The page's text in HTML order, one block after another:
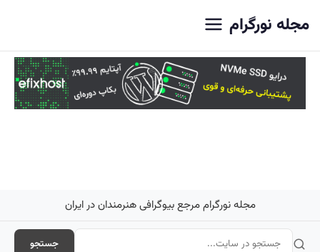
مجله نورگرام
مجله نورگرام مرجع بیوگرافی هنرمندان در ایران
جستجو